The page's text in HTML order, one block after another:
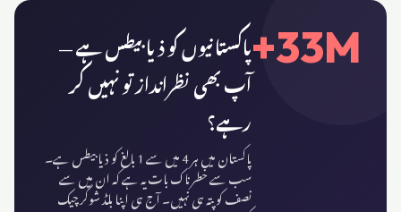
33M+ پاکستانیوں کو ذیابیطس ہے —
آپ بھی نظرانداز تو نہیں کر
رہے؟
پاکستان میں ہر 4 میں سے 1 بالغ کو ذیابیطس ہے۔
سب سے خطرناک بات یہ ہے کہ ان میں سے
نصف کو پتہ ہی نہیں۔ آج ہی اپنا بلڈ شوگر چیک